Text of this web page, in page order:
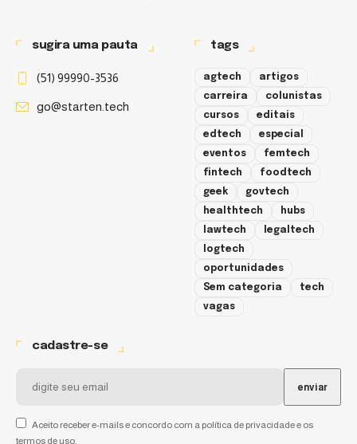
sugira uma pauta
(51) 99990-3536
go@starten.tech
tags
agtech
artigos
carreira
colunistas
cursos
editais
edtech
especial
eventos
femtech
fintech
foodtech
geek
govtech
healthtech
hubs
lawtech
legaltech
logtech
oportunidades
Sem categoria
tech
vagas
cadastre-se
Aceito receber e-mails e concordo com a política de privacidade e os
termos de uso.